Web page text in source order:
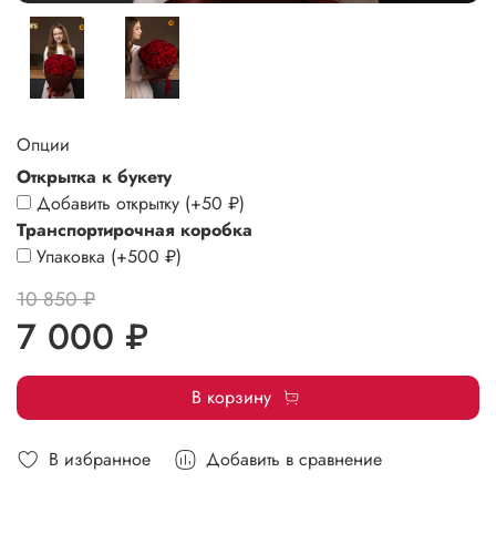
В избранное Добавить в сравнение
Опции
Открытка к букету
Добавить открытку (+50 ₽)
Транспортирочная коробка
Упаковка (+500 ₽)
10 850 ₽
7 000 ₽
В корзину